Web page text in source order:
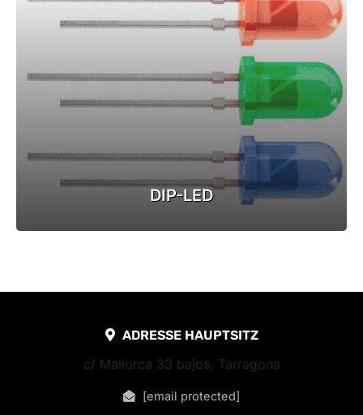
DIP-LED
ADRESSE HAUPTSITZ
c/ Mallorca 33 bajos, Tarragona
[email protected]